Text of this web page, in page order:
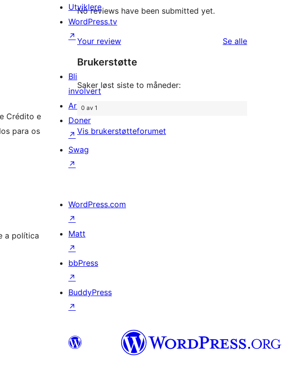
Crédito e
para os
a política
No reviews have been submitted yet.
Your review Se alleomtalene
Brukerstøtte
Saker løst siste to måneder:
0 av 1
Vis brukerstøtteforumet
Utviklere
WordPress.tv
↗
Bli
involvert
Arrangementer
Doner
↗
Swag
↗
WordPress.com
↗
Matt
↗
bbPress
↗
BuddyPress
↗